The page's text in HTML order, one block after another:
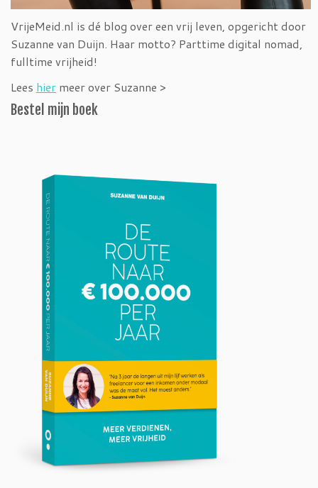
VrijeMeid.nl is dé blog over een vrij leven, opgericht door
Suzanne van Duijn. Haar motto? Parttime digital nomad,
fulltime vrijheid!
Lees hier meer over Suzanne >
Bestel mijn boek